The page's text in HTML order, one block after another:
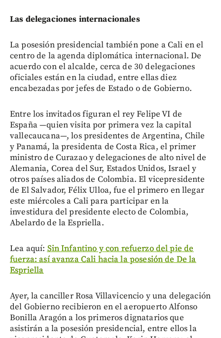
Las delegaciones internacionales
La posesión presidencial también pone a Cali en el
centro de la agenda diplomática internacional. De
acuerdo con el alcalde, cerca de 30 delegaciones
oficiales están en la ciudad, entre ellas diez
encabezadas por jefes de Estado o de Gobierno.
Entre los invitados figuran el rey Felipe VI de
España —quien visita por primera vez la capital
vallecaucana—, los presidentes de Argentina, Chile
y Panamá, la presidenta de Costa Rica, el primer
ministro de Curazao y delegaciones de alto nivel de
Alemania, Corea del Sur, Estados Unidos, Israel y
otros países aliados de Colombia. El vicepresidente
de El Salvador, Félix Ulloa, fue el primero en llegar
este miércoles a Cali para participar en la
investidura del presidente electo de Colombia,
Abelardo de la Espriella.
Lea aquí:Sin Infantino y con refuerzo del pie de
fuerza: así avanza Cali hacia la posesión de De la
Espriella
Ayer, la canciller Rosa Villavicencio y una delegación
del Gobierno recibieron en el aeropuerto Alfonso
Bonilla Aragón a los primeros dignatarios que
asistirán a la posesión presidencial, entre ellos la